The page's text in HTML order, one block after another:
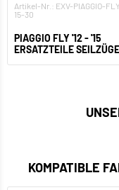
Artikel-Nr.: EXV-PIAGGIO-
15-30
PIAGGIO FLY '12 - '15
ERSATZTEILE SEILZÜGE
KOMPATIBLE